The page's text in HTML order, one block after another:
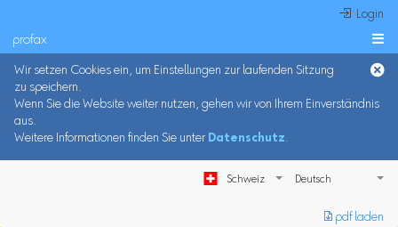
 Login
profax 
Wir setzen Cookies ein, um Einstellungen zur laufenden Sitzung
zu speichern.
Wenn Sie die Website weiter nutzen, gehen wir von Ihrem Einverständnis
aus.
Weitere Informationen finden Sie unter Datenschutz.
Schweiz
︎ pdf laden